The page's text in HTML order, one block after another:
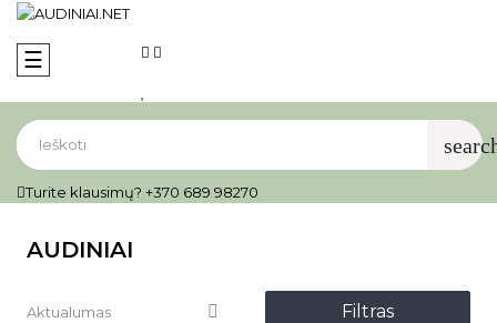
Toggle
navigation
☰
Turite klausimų? +370 689 98270
AUDINIAI
Aktualumas  Filtras